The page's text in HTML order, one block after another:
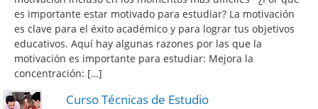
es importante estar motivado para estudiar? La motivación
es clave para el éxito académico y para lograr tus objetivos
educativos. Aquí hay algunas razones por las que la
motivación es importante para estudiar: Mejora la
concentración: […]
Curso Técnicas de Estudio